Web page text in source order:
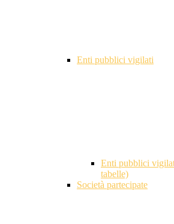
Enti pubblici vigilati
Enti pubblici
tabelle)
Società partecipate